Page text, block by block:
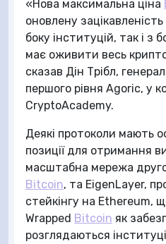
«Нова максимальна ціна
оновлену
боку інституцій, так і з
має оживити весь
сказав Дін Трібл,
першого рівня Agoric, у
CryptoAcademy.
Деякі протоколи мають
позиції для отримання
масштабна мережа
Bitcoin, та EigenLayer,
стейкінгу на Ethereum,
Wrapped Bitcoin як
розглядаються